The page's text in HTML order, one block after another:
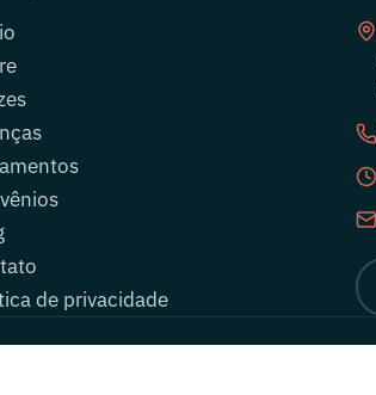
de privacidade